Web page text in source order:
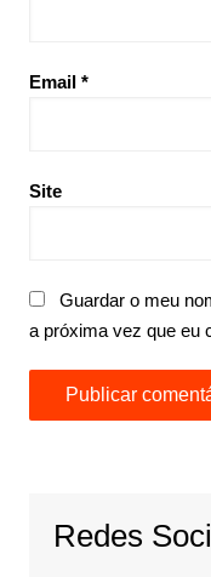
Email *
Site
Guardar o meu
a próxima vez que eu
Redes